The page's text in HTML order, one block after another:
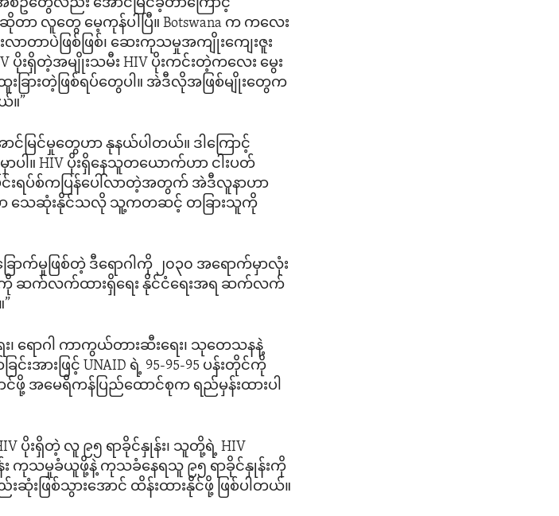
စီအစဥ်တွေလည်း အောင်မြင်ခဲ့တာကြောင့်
ာ လူတွေ မေ့ကုန်ပါပြီ။ Botswana က ကလေး
လာတာပဲဖြစ်ဖြစ်၊ ဆေးကုသမှုအကျိုးကျေးဇူး
းရှိတဲ့အမျိုးသမီး HIV ပိုးကင်းတဲ့ကလေး မွေး
ခြားတဲ့ဖြစ်ရပ်တွေပါ။ အဲဒီလိုအဖြစ်မျိုးတွေက
။”
မြင်မှုတွေဟာ နုနယ်ပါတယ်။ ဒါကြောင့်
ပါ။ HIV ပိုးရှိနေသူတယောက်ဟာ ငါးပတ်
ရပ်စ်ကပြန်ပေါ်လာတဲ့အတွက် အဲဒီလူနာဟာ
ာ သေဆုံးနိုင်သလို သူ့ကတဆင့် တခြားသူကို
ြောက်မှုဖြစ်တဲ့ ဒီရောဂါကို ၂၀၃၀ အရောက်မှာလုံး
ကို ဆက်လက်ထားရှိရေး နိုင်ငံရေးအရ ဆက်လက်
၊ ရောဂါ ကာကွယ်တားဆီးရေး၊ သုတေသနနဲ့
အားဖြင့် UNAID ရဲ့ 95-95-95 ပန်းတိုင်ကို
အမေရိကန်ပြည်ထောင်စုက ရည်မှန်းထားပါ
ပိုးရှိတဲ့ လူ ၉၅ ရာခိုင်နှုန်း၊ သူတို့ရဲ့ HIV
း ကုသမှုခံယူဖို့နဲ့ ကုသခံနေရသူ ၉၅ ရာခိုင်နှုန်းကို
ဖြစ်သွားအောင် ထိန်းထားနိုင်ဖို့ ဖြစ်ပါတယ်။